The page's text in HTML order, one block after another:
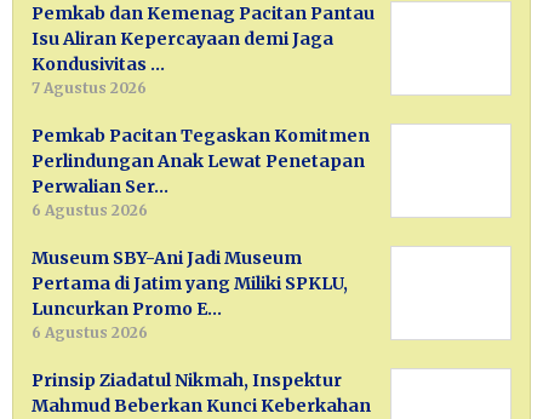
Pemkab dan Kemenag Pacitan Pantau
Isu Aliran Kepercayaan demi Jaga
Kondusivitas …
7 Agustus 2026
Pemkab Pacitan Tegaskan Komitmen
Perlindungan Anak Lewat Penetapan
Perwalian Ser…
6 Agustus 2026
Museum SBY-Ani Jadi Museum
Pertama di Jatim yang Miliki SPKLU,
Luncurkan Promo E…
6 Agustus 2026
Prinsip Ziadatul Nikmah, Inspektur
Mahmud Beberkan Kunci Keberkahan